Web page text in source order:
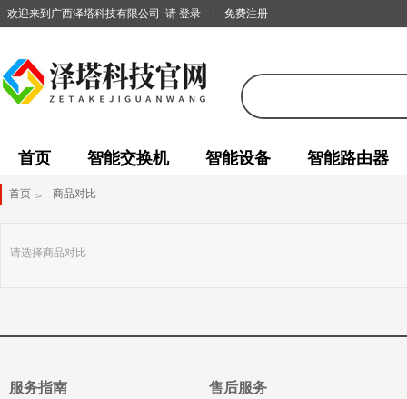
欢迎来到广西泽塔科技有限公司 请 登录 免费注册
首页 智能交换机 智能设备 智能路由器
首页 > 商品对比
请选择商品对比
服务指南 售后服务